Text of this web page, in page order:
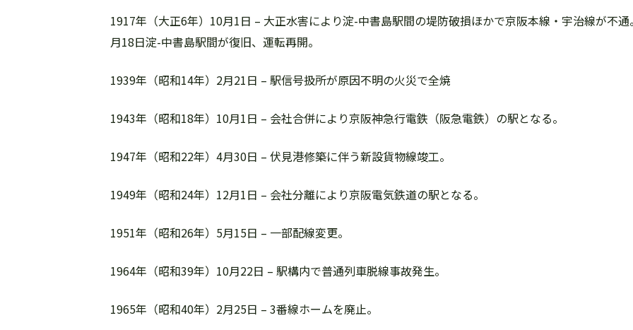
1917年（大正6年）10月1日 – 大正水害により淀-中書島駅間の堤防破損ほかで京阪本線・宇治線が不
月18日淀-中書島駅間が復旧、運転再開。
1939年（昭和14年）2月21日 – 駅信号扱所が原因不明の火災で全焼
1943年（昭和18年）10月1日 – 会社合併により京阪神急行電鉄（阪急電鉄）の駅となる。
1947年（昭和22年）4月30日 – 伏見港修築に伴う新設貨物線竣工。
1949年（昭和24年）12月1日 – 会社分離により京阪電気鉄道の駅となる。
1951年（昭和26年）5月15日 – 一部配線変更。
1964年（昭和39年）10月22日 – 駅構内で普通列車脱線事故発生。
1965年（昭和40年）2月25日 – 3番線ホームを廃止。